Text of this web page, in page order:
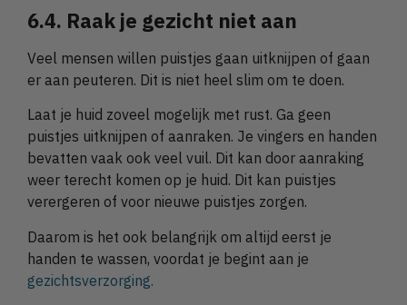
6.4. Raak je gezicht niet aan
Veel mensen willen puistjes gaan uitknijpen of gaan
er aan peuteren. Dit is niet heel slim om te doen.
Laat je huid zoveel mogelijk met rust. Ga geen
puistjes uitknijpen of aanraken. Je vingers en handen
bevatten vaak ook veel vuil. Dit kan door aanraking
weer terecht komen op je huid. Dit kan puistjes
verergeren of voor nieuwe puistjes zorgen.
Daarom is het ook belangrijk om altijd eerst je
handen te wassen, voordat je begint aan je
gezichtsverzorging.